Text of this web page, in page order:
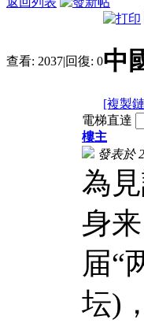
查看: 2037|回復: 0中
[複製
電梯直達
樓主
發表於
為
身
届“
坛)